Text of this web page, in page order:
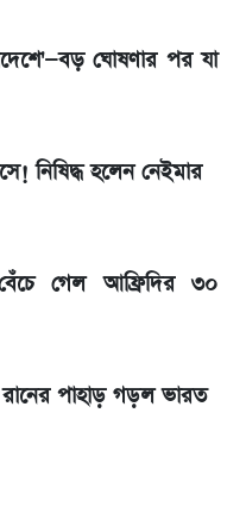
যা বললেন রুমিন
মাসের মধ্যে সর্বোচ্চ
কড়া বার্তা
ঘোষণার পর যা
নিষিদ্ধ হলেন নেইমার
গেল আফ্রিদির ৩০
পাহাড় গড়ল ভারত